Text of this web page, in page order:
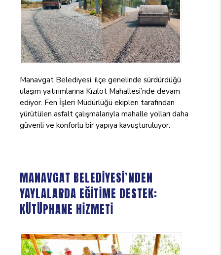
Manavgat Belediyesi, ilçe genelinde sürdürdüğü
ulaşım yatırımlarına Kızılot Mahallesi’nde devam
ediyor. Fen İşleri Müdürlüğü ekipleri tarafından
yürütülen asfalt çalışmalarıyla mahalle yolları daha
güvenli ve konforlu bir yapıya kavuşturuluyor.
MANAVGAT BELEDİYESİ’NDEN
YAYLALARDA EĞİTİME DESTEK:
KÜTÜPHANE HİZMETİ